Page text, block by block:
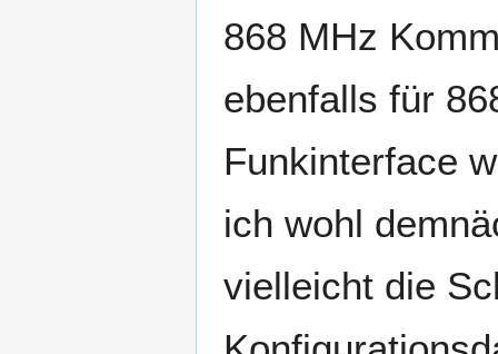
868 MHz
ebenfalls für
Funkinterface
ich wohl
vielleicht die